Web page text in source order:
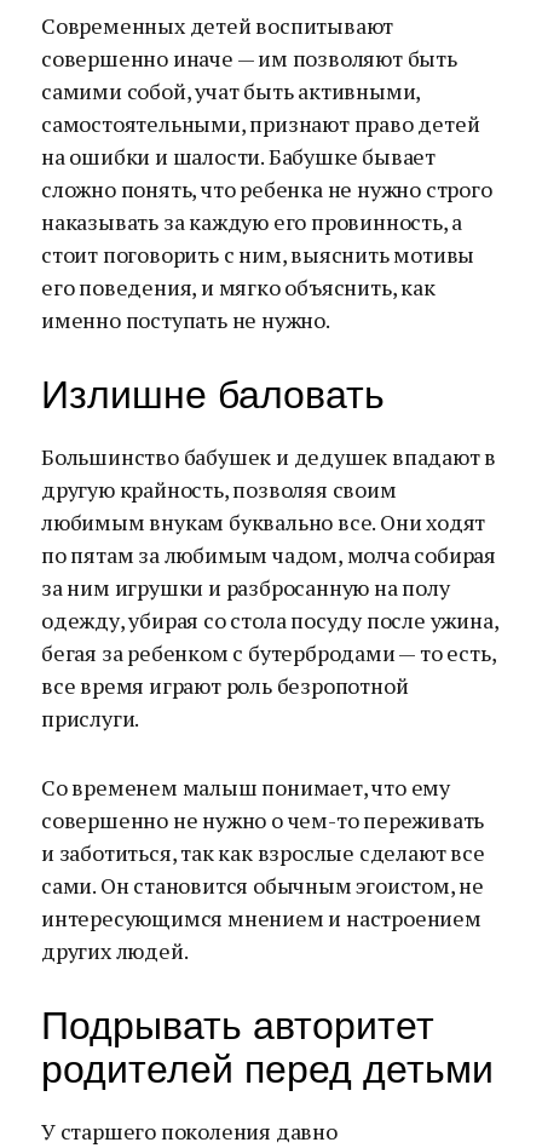
Современных детей воспитывают
совершенно иначе — им позволяют быть
самими собой, учат быть активными,
самостоятельными, признают право детей
на ошибки и шалости. Бабушке бывает
сложно понять, что ребенка не нужно строго
наказывать за каждую его провинность, а
стоит поговорить с ним, выяснить мотивы
его поведения, и мягко объяснить, как
именно поступать не нужно.
Излишне баловать
Большинство бабушек и дедушек впадают в
другую крайность, позволяя своим
любимым внукам буквально все. Они ходят
по пятам за любимым чадом, молча собирая
за ним игрушки и разбросанную на полу
одежду, убирая со стола посуду после ужина,
бегая за ребенком с бутербродами — то есть,
все время играют роль безропотной
прислуги.
Со временем малыш понимает, что ему
совершенно не нужно о чем-то переживать
и заботиться, так как взрослые сделают все
сами. Он становится обычным эгоистом, не
интересующимся мнением и настроением
других людей.
Подрывать авторитет
родителей перед детьми
У старшего поколения давно